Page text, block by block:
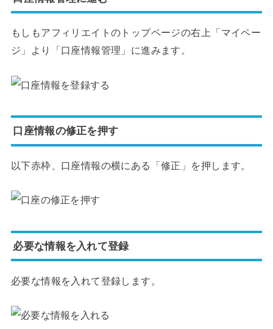
もしもアフィリエイトのトップページの右上「マイペー
ジ」より「口座情報管理」に進みます。
口座情報の修正を押す
以下赤枠、口座情報の横にある「修正」を押します。
必要な情報を入れて登録
必要な情報を入れて登録します。